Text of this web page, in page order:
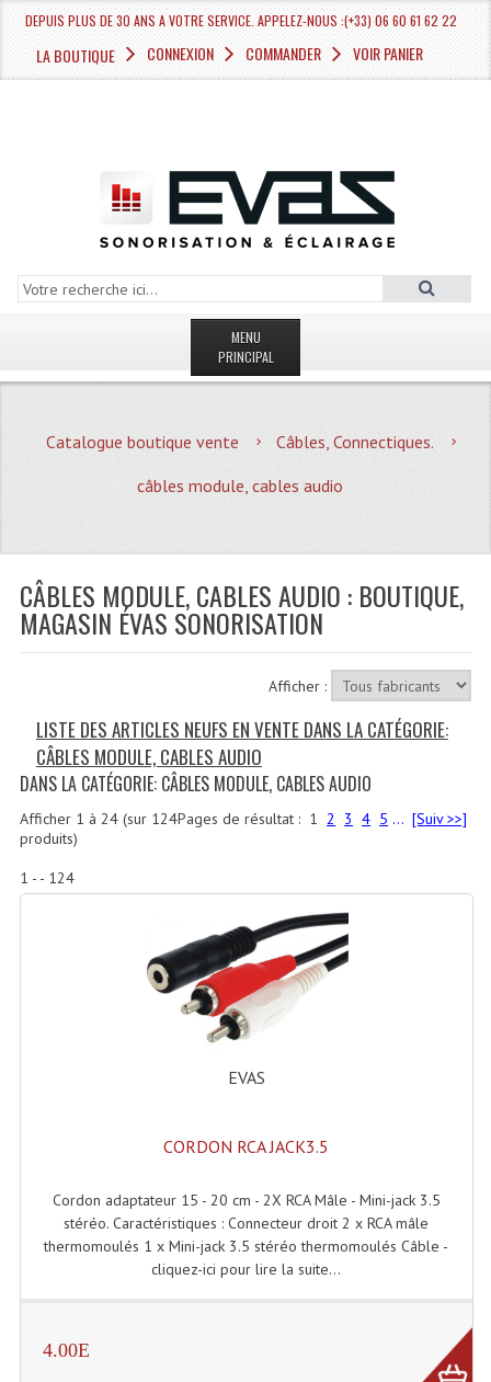
DEPUIS PLUS DE 30 ANS A VOTRE SERVICE. APPELEZ-NOUS :(+33) 06 60 61 62 22
LA BOUTIQUE CONNEXION COMMANDER VOIR PANIER
MENU
PRINCIPAL
MAGASIN
Quoi De Neuf?
Plan Acces, Horaires.
Location De Matériel
Recevoir Nos Promotions
Sonorisation
Accessoires Pieds Cellules Diamants
Accessoires Enceintes
Accessoires Micro, Pieds De Régie
Cellule (s)
Selecteurs Audio Vidéo
Amplificateurs
Catalogue boutique vente
Câbles, Connectiques.
câbles module, cables audio
CÂBLES MODULE, CABLES AUDIO : BOUTIQUE,
MAGASIN ÉVAS SONORISATION
Afficher :
LISTE DES ARTICLES NEUFS EN VENTE DANS LA CATÉGORIE:
CÂBLES MODULE, CABLES AUDIO
DANS LA CATÉGORIE: CÂBLES MODULE, CABLES AUDIO
Pages de résultat : 1 2 3 4 5 ... [Suiv >>]
Afficher 1 à 24(sur 124
produits)
1 - - 124
EVAS
CORDON RCA JACK3.5
Cordon adaptateur 15 - 20 cm - 2X RCA Mâle - Mini-jack 3.5
stéréo. Caractéristiques : Connecteur droit 2 x RCA mâle
thermomoulés 1 x Mini-jack 3.5 stéréo thermomoulés Câble -
cliquez-ici pour lire la suite...
4.00E